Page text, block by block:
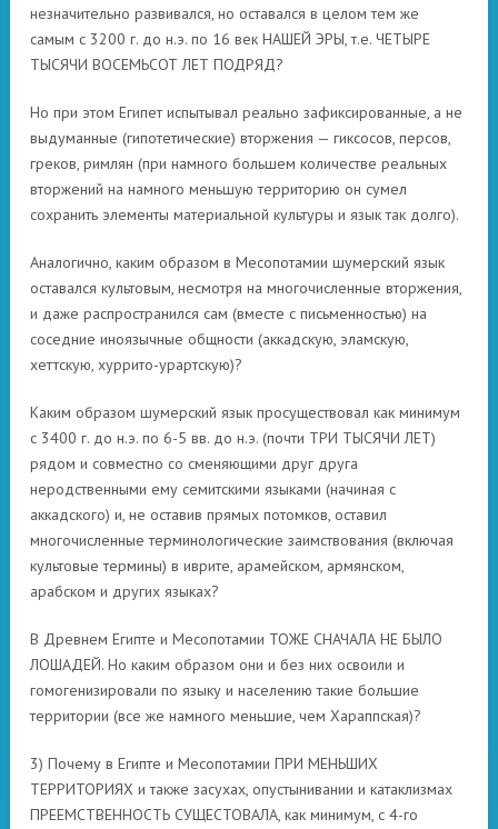
незначительно развивался, но оставался в целом тем же
самым с 3200 г. до н.э. по 16 век НАШЕЙ ЭРЫ, т.е. ЧЕТЫРЕ
ТЫСЯЧИ ВОСЕМЬСОТ ЛЕТ ПОДРЯД?
Но при этом Египет испытывал реально зафиксированные, а не
выдуманные (гипотетические) вторжения — гиксосов, персов,
греков, римлян (при намного большем количестве реальных
вторжений на намного меньшую территорию он сумел
сохранить элементы материальной культуры и язык так долго).
Аналогично, каким образом в Месопотамии шумерский язык
оставался культовым, несмотря на многочисленные вторжения,
и даже распространился сам (вместе с письменностью) на
соседние иноязычные общности (аккадскую, эламскую,
хеттскую, хуррито-урартскую)?
Каким образом шумерский язык просуществовал как минимум
с 3400 г. до н.э. по 6-5 вв. до н.э. (почти ТРИ ТЫСЯЧИ ЛЕТ)
рядом и совместно со сменяющими друг друга
неродственными ему семитскими языками (начиная с
аккадского) и, не оставив прямых потомков, оставил
многочисленные терминологические заимствования (включая
культовые термины) в иврите, арамейском, армянском,
арабском и других языках?
В Древнем Египте и Месопотамии ТОЖЕ СНАЧАЛА НЕ БЫЛО
ЛОШАДЕЙ. Но каким образом они и без них освоили и
гомогенизировали по языку и населению такие большие
территории (все же намного меньшие, чем Хараппская)?
3) Почему в Египте и Месопотамии ПРИ МЕНЬШИХ
ТЕРРИТОРИЯХ и также засухах, опустынивании и катаклизмах
ПРЕЕМСТВЕННОСТЬ СУЩЕСТОВАЛА, как минимум, с 4-го